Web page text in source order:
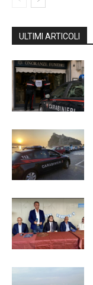
ULTIMI ARTICOLI